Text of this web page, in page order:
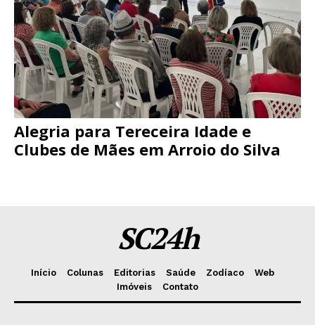
Alegria para Tereceira Idade e
Clubes de Mães em Arroio do Silva
SC24h
Início Colunas Editorias Saúde Zodíaco
Web
Imóveis
Contato